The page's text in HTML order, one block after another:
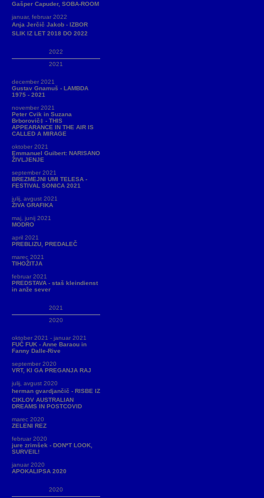
Gašper Capuder, SOBA-ROOM
januar, februar 2022
Anja Jerčič Jakob - IZBOR
SLIK IZ LET 2018 DO 2022
2022
2021
december 2021
Gustav Gnamuš - LAMBDA
1975 - 2021
november 2021
Peter Cvik in Suzana
Brborovič‡ - THIS
APPEARANCE IN THE AIR IS
CALLED A MIRAGE
oktober 2021
Emmanuel Guibert: NARISANO
ŽIVLJENJE
september 2021
BREZMEJNI UMI TELESA -
FESTIVAL SONICA 2021
julij, avgust 2021
ŽIVA GRAFIKA
maj, junij 2021
MODRO
april 2021
PREBLIZU, PREDALEČ
marec 2021
TIHOŽITJA
februar 2021
PREDSTAVA - staš kleindienst
in anže sever
2021
2020
oktober 2021 - januar 2021
FUČ FUK - Anne Baraou in
Fanny Dalle-Rive
september 2020
VRT, KI GA PREGANJA RAJ
julij, avgust 2020
herman gvardjančič - RISBE IZ
CIKLOV AUSTRALIAN
DREAMS IN POSTCOVID
marec 2020
ZELENI REZ
februar 2020
jure zrimšek - DON*T LOOK,
SURVEIL!
januar 2020
APOKALIPSA 2020
2020